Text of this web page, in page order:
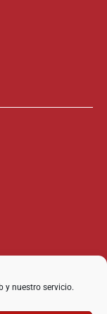
y nuestro servicio.